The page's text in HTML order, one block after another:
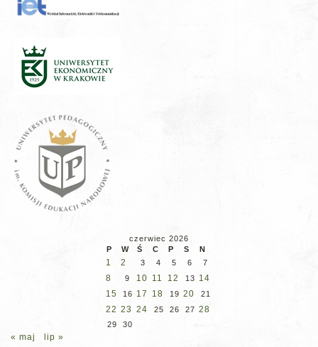
czerwiec 2026
P
W Ś C P S N
1 2 3 4 5 6 7
8 9 10 11 12 13 14
15
16 17 18 19 20 21
22 23 24 25 26 27 28
29 30
« maj lip »